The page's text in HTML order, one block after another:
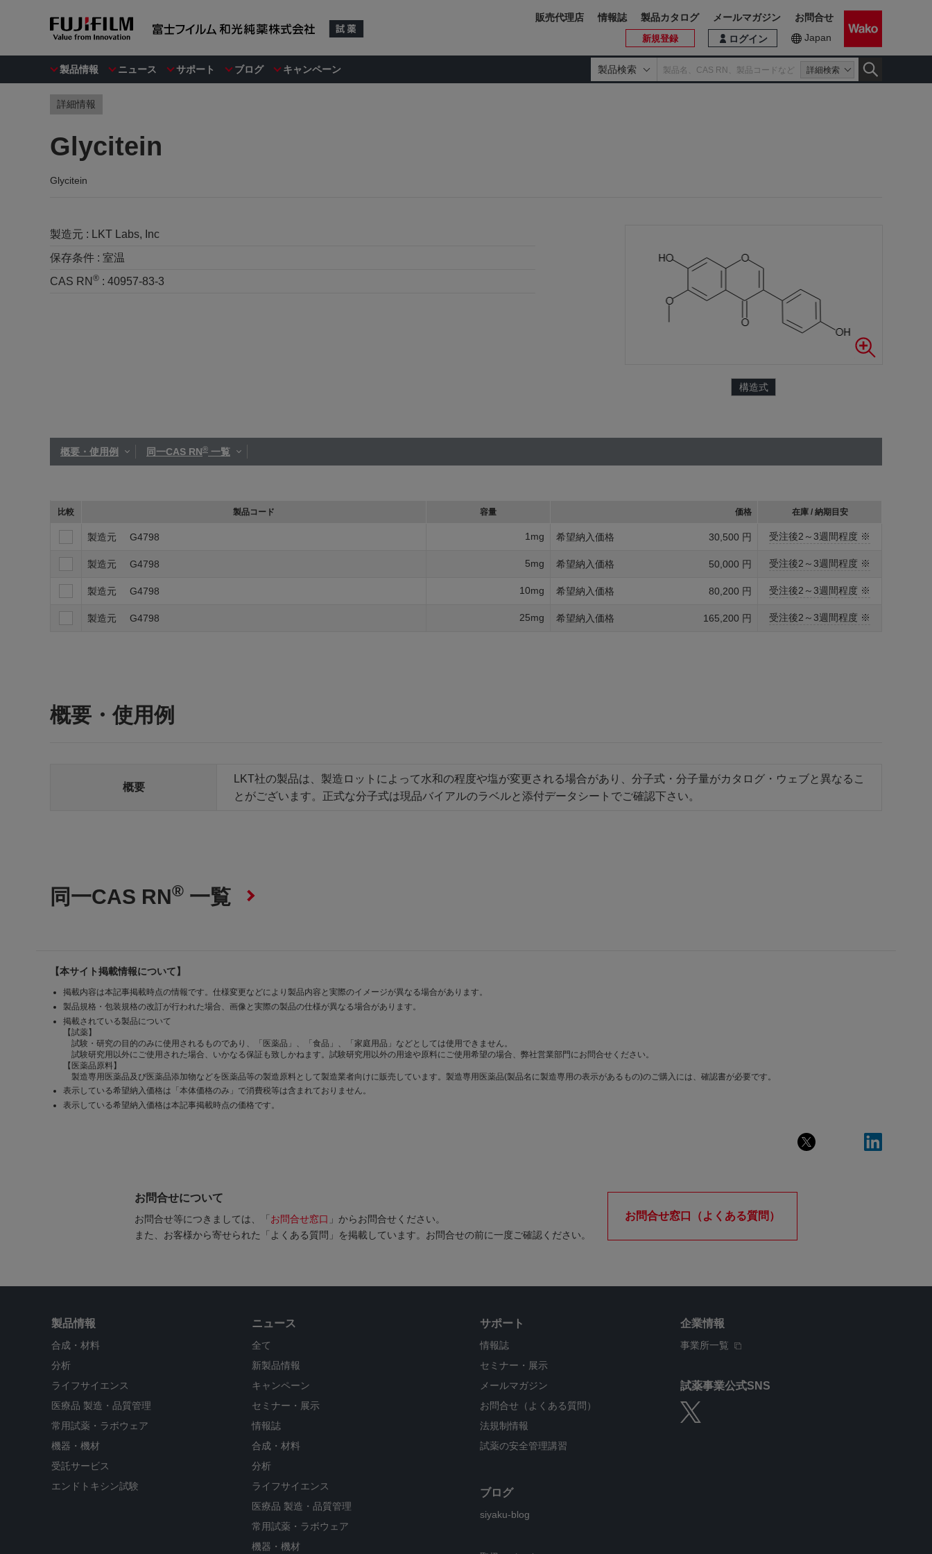
製品情報 ニュース サポート ブログ キャンペーン 製品検索 詳細検索
ログイン
新規登録 Japan
販売代理店 情報誌 製品カタログ メールマガジン お問合せ
詳細情報
Glycitein
Glycitein
製造元 :
LKT Labs, Inc
保存条件 : 室温
CAS RN ® : 40957-83-3
構造式
概要・使用例 同一CAS RN® 一覧
比較 製品コード 容量 価格 在庫 / 納期目安
製造元 G4798 1mg 希望納入価格 30,500 円 受注後2～3週間程度 ※
製造元 G4798 5mg 希望納入価格 50,000 円 受注後2～3週間程度 ※
製造元 G4798 10mg 希望納入価格 80,200 円 受注後2～3週間程度 ※
製造元 G4798 25mg 希望納入価格 165,200 円 受注後2～3週間程度 ※
概要・使用例
概要
LKT社の製品は、製造ロットによって水和の程度や塩が変更される場合があり、分子式・分子量がカタログ・ウェブと異なるこ
とがございます。正式な分子式は現品バイアルのラベルと添付データシートでご確認下さい。
同一CAS RN® 一覧
【本サイト掲載情報について】
掲載内容は本記事掲載時点の情報です。仕様変更などにより製品内容と実際のイメージが異なる場合があります。
製品規格・包装規格の改訂が行われた場合、画像と実際の製品の仕様が異なる場合があります。
掲載されている製品について
【試薬】
試験・研究の目的のみに使用されるものであり、「医薬品」、「食品」、「家庭用品」などとしては使用できません。
試験研究用以外にご使用された場合、いかなる保証も致しかねます。試験研究用以外の用途や原料にご使用希望の場合、弊社営業部門にお問合せください。
【医薬品原料】
製造専用医薬品及び医薬品添加物などを医薬品等の製造原料として製造業者向けに販売しています。製造専用医薬品(製品名に製造専用の表示があるもの)のご購入には、確認書が必要です。
表示している希望納入価格は「本体価格のみ」で消費税等は含まれておりません。
表示している希望納入価格は本記事掲載時点の価格です。
お問合せについて
お問合せ等につきましては、「 お問合せ窓口 」からお問合せください。
また、お客様から寄せられた「よくある質問」を掲載しています。お問合せの前に一度ご確認ください。
お問合せ窓口（よくある質問）
製品情報
合成・材料
分析
ライフサイエンス
医療品 製造・品質管理
常用試薬・ラボウェア
機器・機材
受託サービス
エンドトキシン試験
ニュース
全て
新製品情報
キャンペーン
セミナー・展示
情報誌
合成・材料
分析
ライフサイエンス
医療品 製造・品質管理
常用試薬・ラボウェア
機器・機材
サポート
情報誌
セミナー・展示
メールマガジン
お問合せ（よくある質問）
法規制情報
試薬の安全管理講習
ブログ
siyaku-blog
企業情報
事業所一覧
試薬事業公式SNS